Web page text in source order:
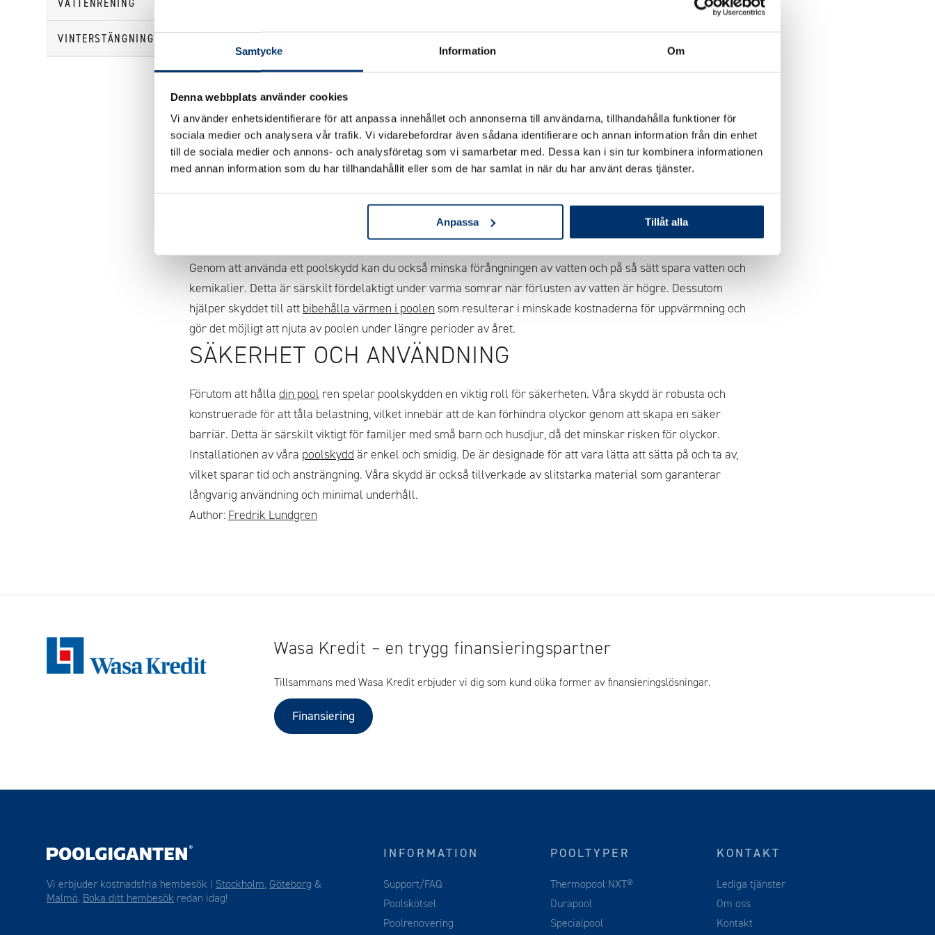
Samtycke Information Om
Denna webbplats använder cookies
Vi använder enhetsidentifierare för att anpassa innehållet och annonserna till användarna, tillhandahålla funktioner för
sociala medier och analysera vår trafik. Vi vidarebefordrar även sådana identifierare och annan information från din enhet
till de sociala medier och annons- och analysföretag som vi samarbetar med. Dessa kan i sin tur kombinera informationen
med annan information som du har tillhandahållit eller som de har samlat in när du har använt deras tjänster.
Anpassa Tillåt alla
VINTERSTÄNGNING POOL
POOLSKYDD STANDARD
annat skräp hamnar i vattnet minskar behovet avrengöringoch underhåll. Ett bra poolskydd skyddar även
poolens yta från UV-strålar och andra väderpåverkningar vilket förlänger poolens livslängd och bibehåller
Genom att använda ett poolskydd kan du också minska förångningen av vatten och på så sätt spara vatten och
kemikalier. Detta är särskilt fördelaktigt under varma somrar när förlusten av vatten är högre. Dessutom
hjälper skyddet till att bibehålla värmen i poolen som resulterar i minskade kostnaderna för uppvärmning och
gör det möjligt att njuta av poolen under längre perioder av året.
SÄKERHET OCH ANVÄNDNING
Förutom att hålla din pool ren spelar poolskydden en viktig roll för säkerheten. Våra skydd är robusta och
konstruerade för att tåla belastning, vilket innebär att de kan förhindra olyckor genom att skapa en säker
barriär. Detta är särskilt viktigt för familjer med små barn och husdjur, då det minskar risken för olyckor.
Installationen av våra poolskydd är enkel och smidig. De är designade för att vara lätta att sätta på och ta av,
vilket sparar tid och ansträngning. Våra skydd är också tillverkade av slitstarka material som garanterar
långvarig användning och minimal underhåll.
Author: Fredrik Lundgren
Wasa Kredit – en trygg finansieringspartner
Tillsammans med Wasa Kredit erbjuder vi dig som kund olika former av finansieringslösningar.
Finansiering
Vi erbjuder kostnadsfria hembesök i Stockholm, Göteborg &
Malmö. Boka ditt hembesök redan idag!
INFORMATION
Support/FAQ
Poolskötsel
Poolrenovering
POOLTYPER
Thermopool NXT®
Durapool
Specialpool
KONTAKT
Lediga tjänster
Om oss
Kontakt